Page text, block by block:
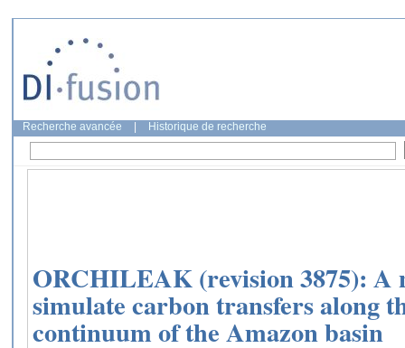
Recherche avancée Historique de recherche
ORCHILEAK (revision 3875): A
simulate carbon transfers along
continuum of the Amazon basin